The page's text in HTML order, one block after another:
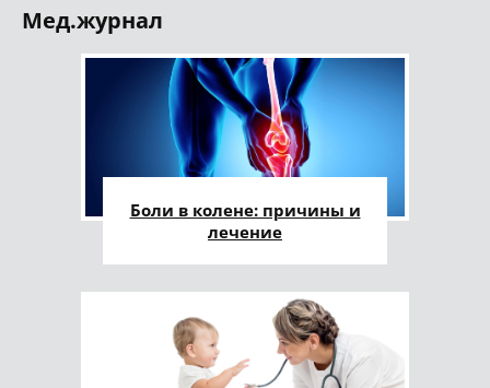
Мед.журнал
Боли в колене: причины и
лечение